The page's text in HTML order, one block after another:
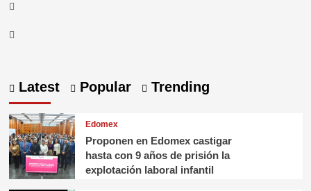
FB
TW
Latest Popular Trending
Edomex
Proponen en Edomex castigar
hasta con 9 años de prisión la
explotación laboral infantil